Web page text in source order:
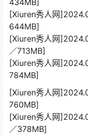
434MB]
[Xiuren秀人网
644MB]
[Xiuren秀人网
／713MB]
[Xiuren秀人网
784MB]
[Xiuren秀人网
760MB]
[Xiuren秀人网
／378MB]